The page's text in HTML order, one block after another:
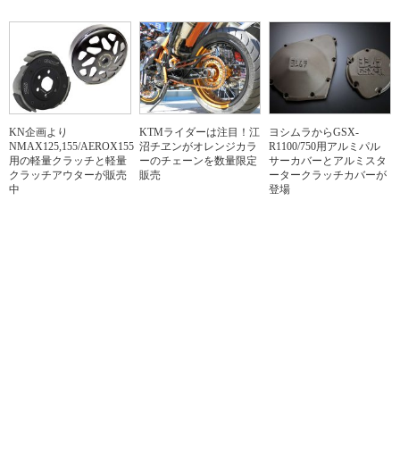
KN企画より
NMAX125,155/AEROX155
用の軽量クラッチと軽量
クラッチアウターが販売
中
KTMライダーは注目！江
沼チヱンがオレンジカラ
ーのチェーンを数量限定
販売
ヨシムラからGSX-
R1100/750用アルミパル
サーカバーとアルミスタ
ータークラッチカバーが
登場